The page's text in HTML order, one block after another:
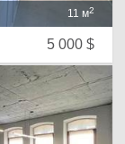
11 м2
5 000 $